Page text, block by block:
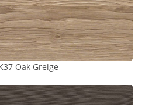
Oak Greige